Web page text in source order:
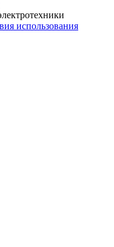
использования